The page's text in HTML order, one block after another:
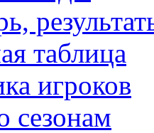
таблица
игроков
сезонам